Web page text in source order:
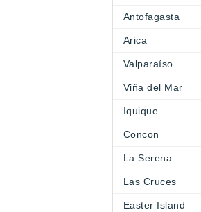
Antofagasta
Arica
Valparaíso
Viña del Mar
Iquique
Concon
La Serena
Las Cruces
Easter Island